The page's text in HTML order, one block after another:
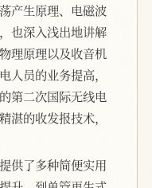
产生原理、电磁波
也深入浅出地讲解
理原理以及收音机
人员的业务提高，
第二次国际无线电
湛的收发报技术，
供了多种简便实用